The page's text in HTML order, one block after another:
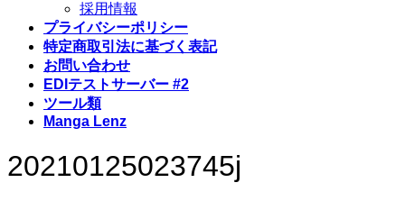
採用情報
プライバシーポリシー
特定商取引法に基づく表記
お問い合わせ
EDIテストサーバー #2
ツール類
Manga Lenz
20210125023745j